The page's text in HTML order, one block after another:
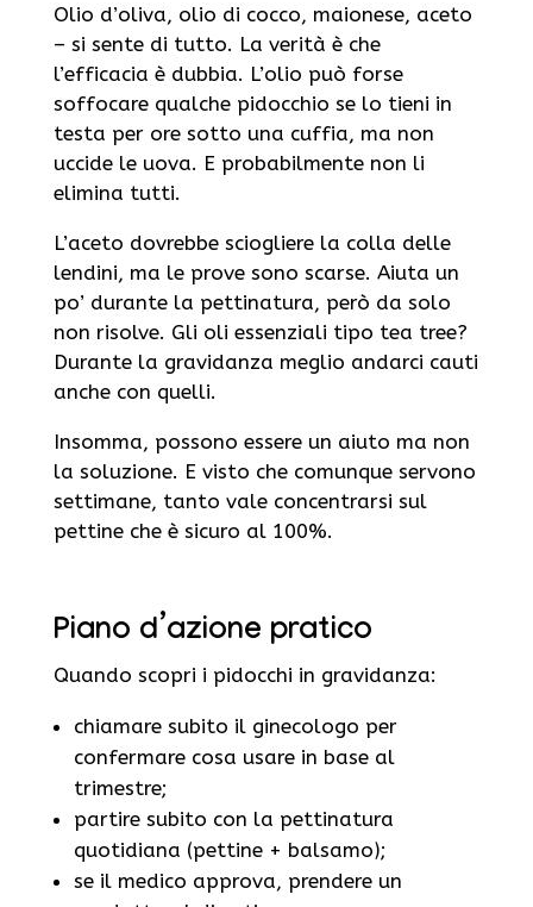
Olio d’oliva, olio di cocco, maionese, aceto
– si sente di tutto. La verità è che
l’efficacia è dubbia. L’olio può forse
soffocare qualche pidocchio se lo tieni in
testa per ore sotto una cuffia, ma non
uccide le uova. E probabilmente non li
elimina tutti.
L’aceto dovrebbe sciogliere la colla delle
lendini, ma le prove sono scarse. Aiuta un
po’ durante la pettinatura, però da solo
non risolve. Gli oli essenziali tipo tea tree?
Durante la gravidanza meglio andarci cauti
anche con quelli.
Insomma, possono essere un aiuto ma non
la soluzione. E visto che comunque servono
settimane, tanto vale concentrarsi sul
pettine che è sicuro al 100%.
Piano d’azione pratico
Quando scopri i pidocchi in gravidanza:
chiamare subito il ginecologo per
confermare cosa usare in base al
trimestre;
partire subito con la pettinatura
quotidiana (pettine + balsamo);
se il medico approva, prendere un